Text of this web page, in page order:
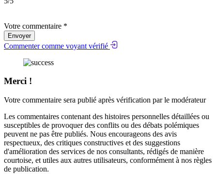
Votre commentaire *
Envoyer
Commenter comme voyant vérifié
Merci !
Votre commentaire sera publié après vérification par le modérateur
Les commentaires contenant des histoires personnelles détaillées ou
susceptibles de provoquer des conflits ou des débats polémiques
peuvent ne pas être publiés. Nous encourageons des avis
respectueux, des critiques constructives et des suggestions
d'amélioration des services de nos consultants, rédigés de manière
courtoise, et utiles aux autres utilisateurs, conformément à nos règles
de publication.